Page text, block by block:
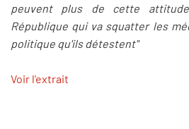
peuvent plus de cette
République qui va squatter les
politique qu'ils détestent"
Voir l'extrait